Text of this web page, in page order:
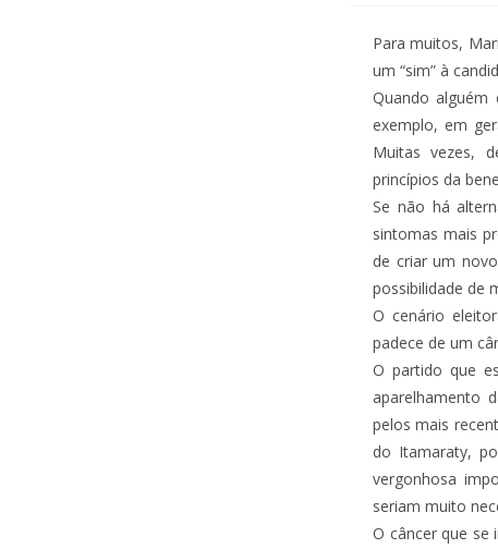
Para muitos,
um “sim” à
Quando alguém
exemplo, em
Muitas vezes,
princípios da
Se não há
sintomas mais
de criar um
possibilidade de
O cenário
padece de um
O partido que
aparelhamento
pelos mais
do Itamaraty,
vergonhosa
seriam muito
O câncer que se